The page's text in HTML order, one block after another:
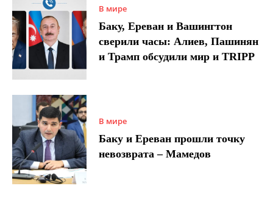
В мире
Баку, Ереван и Вашингтон
сверили часы: Алиев, Пашинян
и Трамп обсудили мир и TRIPP
В мире
Баку и Ереван прошли точку
невозврата – Мамедов